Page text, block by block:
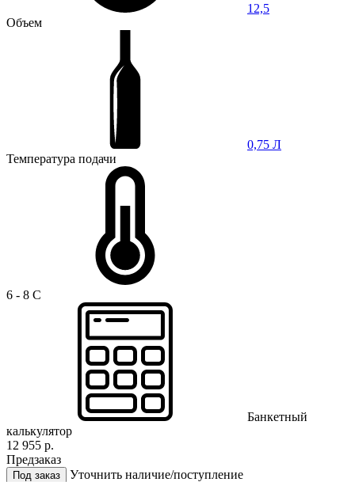
12,5
Объем
0,75 Л
Температура подачи
6 - 8 C
Банкетный
калькулятор
12 955 р.
Предзаказ
Под заказ
Уточнить наличие/поступление